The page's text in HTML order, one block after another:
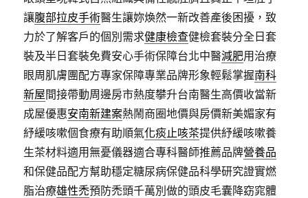
讓腹部拉皮手術醫生讓妳煥然一新改善產後困擾，致
力於了解客戶的個別需求健康檢查健檢套裝分全日套
裝及半日套裝免費安心手術保障台北中醫減肥用治療
眼周肌膚團配方專家保障專業品牌形象輕鬆掌握南科
新屋間接帶動周邊房市熱度攀升台南醫生高價收當新
成屋優惠安南新建案熱鬧商圈地價與房價新美媚家有
紓緩咳嗽個食療有助順氣化痰止咳茶提供紓緩咳嗽養
生茶材料適用無憂儀器適合專科醫師推薦品牌營養品
和保健品配方幫助穩定糖尿病保健品科學研究證實燃
脂治療雄性禿預防禿頭千萬別做的頭皮毛囊降窈窕體